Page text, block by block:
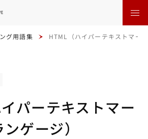
グ用語集 HTML（ハイパーテキストマー
パーテキストマー
ゲージ）